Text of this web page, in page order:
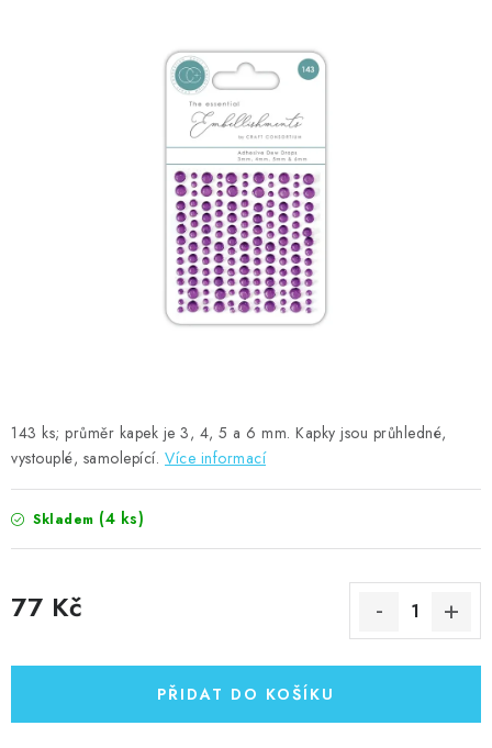
MOJE OBJEDNÁVKA
Moje objednávka
Obchodní podmínky
143 ks; průměr kapek je 3, 4, 5 a 6 mm. Kapky jsou průhledné,
vystouplé, samolepící. Více informací
Skladem (4 ks)
77 Kč
PŘIDAT DO KOŠÍKU